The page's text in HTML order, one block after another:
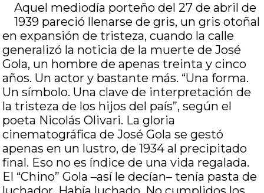
Aquel mediodía porteño del 27 de abril de
1939 pareció llenarse de gris, un gris otoñal
en expansión de tristeza, cuando la calle
generalizó la noticia de la muerte de José
Gola, un hombre de apenas treinta y cinco
años. Un actor y bastante más. “Una forma.
Un símbolo. Una clave de interpretación de
la tristeza de los hijos del país”, según el
poeta Nicolás Olivari. La gloria
cinematográfica de José Gola se gestó
apenas en un lustro, de 1934 al precipitado
final. Eso no es índice de una vida regalada.
El “Chino” Gola –así le decían– tenía pasta de